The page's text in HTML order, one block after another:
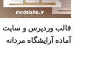
قالب وردپرس و سایت
آماده آرایشگاه مردانه